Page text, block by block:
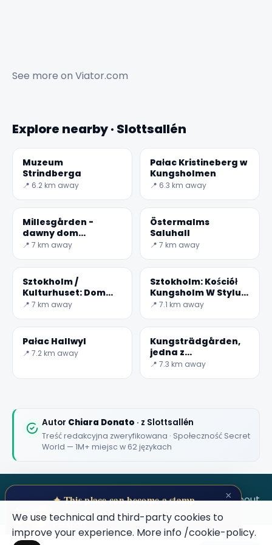
See more on Viator.com
Explore nearby · Slottsallén
Muzeum
Strindberga
📍 6.2 km away
Pałac Kristineberg w
Kungsholmen
📍 6.3 km away
Millesgården -
dawny dom
rzeźbiarza Carla
📍 7 km away
Östermalms
Saluhall
📍 7 km away
Sztokholm /
Kulturhuset: Dom
Kultury
📍 7 km away
Sztokholm: Kościół
Kungsholm W Stylu
Barokowym
📍 7.1 km away
Pałac Hallwyl
📍 7.2 km away
Kungsträdgården,
jedna z
najpiękniejszych
📍 7.3 km away
Autor Chiara Donato · z Slottsallén
Treść redakcyjna zweryfikowana · Społeczność Secret
World — 1M+ miejsc w 62 językach
SECRET WORLD TermsPrivacyAbout
✕
★★★★★
1,000,000+ places in your pocket. Free.
We use technical and third-party cookies to
improve your experience. More info /cookie-policy.
×
✦ This place can become a stamp
Collect secret places in your Secret